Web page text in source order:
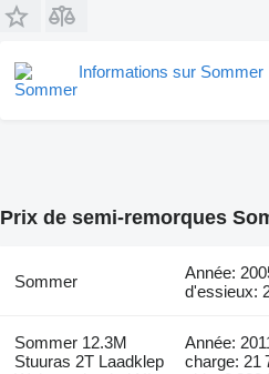
Informations sur Sommer
Prix de semi-remorques
Sommer
Année:
d'essieux:
Sommer 12.3M
Stuuras 2T Laadklep
Année:
charge: 21